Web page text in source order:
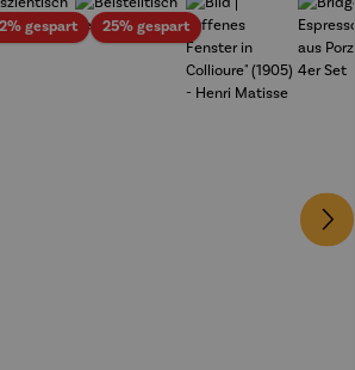
gespartRabatt25% gespartRabatt